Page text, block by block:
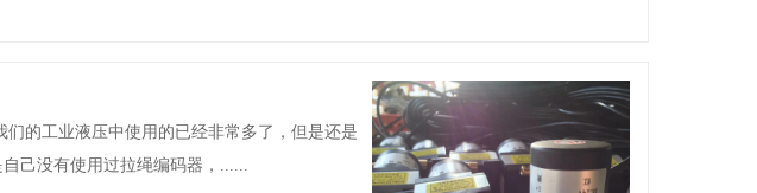
的工业液压中使用的已经非常多了，但是还是
己没有使用过拉绳编码器，......